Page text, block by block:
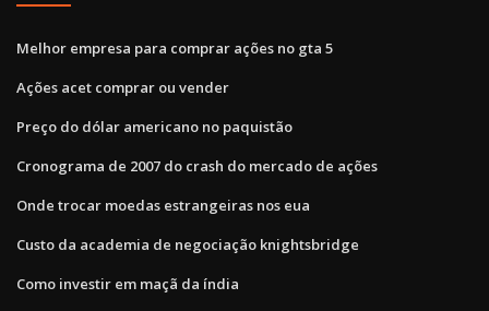
Melhor empresa para comprar ações no gta 5
Ações acet comprar ou vender
Preço do dólar americano no paquistão
Cronograma de 2007 do crash do mercado de ações
Onde trocar moedas estrangeiras nos eua
Custo da academia de negociação knightsbridge
Como investir em maçã da índia